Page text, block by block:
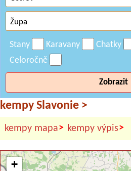
Stany Karavany Chatky
Celoročně
Zobrazit
kempy Slavonie >
kempy mapa> kempy výpis>
+